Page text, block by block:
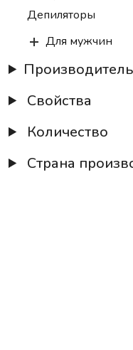
Депиляторы
Для мужчин
Бритвенные
Станки
Лезвия / запаски
Производитель
Свойства
Количество
Страна